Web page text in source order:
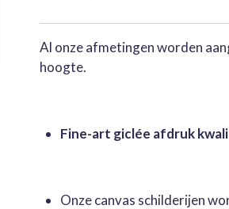
Al onze afmetingen worden
hoogte.
Fine-art giclée afdruk
Onze canvas schilderijen